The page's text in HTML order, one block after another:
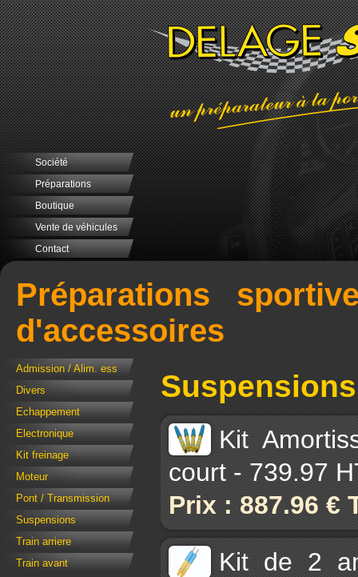
Société
Préparations
Boutique
Vente de véhicules
Contact
Préparations
d'accessoires
Admission / Alim. ess
Divers
Echappement
Electronique
Kit freinage
Moteur
Pont / Transmission
Suspensions
Train arriere
Train avant
Suspensions
Kit
court - 739.97
Prix : 887.96 €
Kit de 2